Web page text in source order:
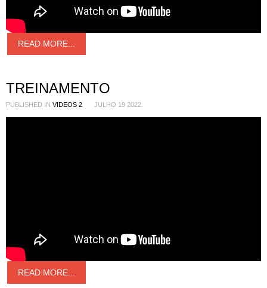
READ MORE...
TREINAMENTO
PUBLISHED IN VIDEOS 2 JULHO 19 2022
READ MORE...